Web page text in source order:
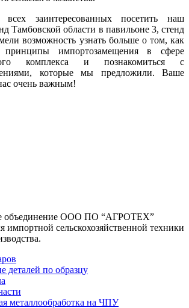
заинтересованных посетить наш
Тамбовской области в павильоне 3, стенд
возможность узнать больше о том, как
принципы импортозамещения в сфере
комплекса и познакомиться с
которые мы предложили. Ваше
очень важным!
объединение ООО ПО “АГРОТЕХ”
импортной сельскохозяйственной техники
деталей по образцу
металлообработка на ЧПУ